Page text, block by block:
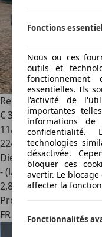
Renault Kangoodci
€ 3 990
11/2010
224 753 km
Diesel
- (l/100 km)
2,8
Professionnel
FR 76430Les Trois-
Fonctions
Nous ou ces
outils et
essentielles. Ils
l'activité de
importantes
informations
technologies
désactivée.
bloquer ces
avertir. Le
affecter la
Fonctionnalités